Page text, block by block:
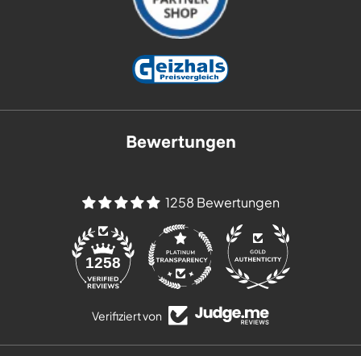
Bewertungen
1258 Bewertungen
1258
Verifiziert von